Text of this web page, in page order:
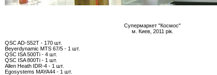
Супермаркет "Космос"
м. Киев, 2011 рік.
QSC AD-S52T - 170 шт.
Beyerdynamic MTS 67/5 - 1 шт.
QSC ISA 500Ti - 4 шт.
QSC ISA 800Ti - 1 шт.
Allen Heath IDR-4 - 1 шт.
Egosystems MAYA44 - 1 шт.